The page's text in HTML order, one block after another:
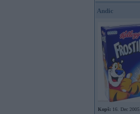
Andic
Kopš: 16. Dec 2005